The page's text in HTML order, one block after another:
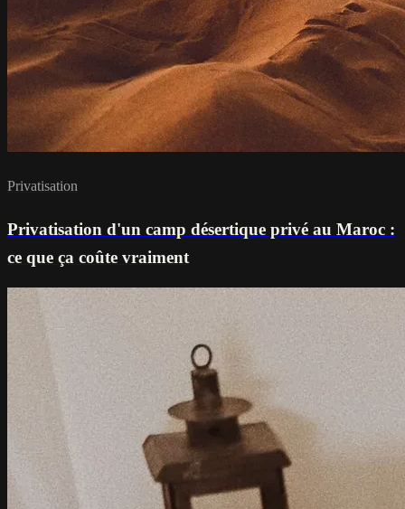
Privatisation
Privatisation d'un camp désertique privé au Maroc :
ce que ça coûte vraiment